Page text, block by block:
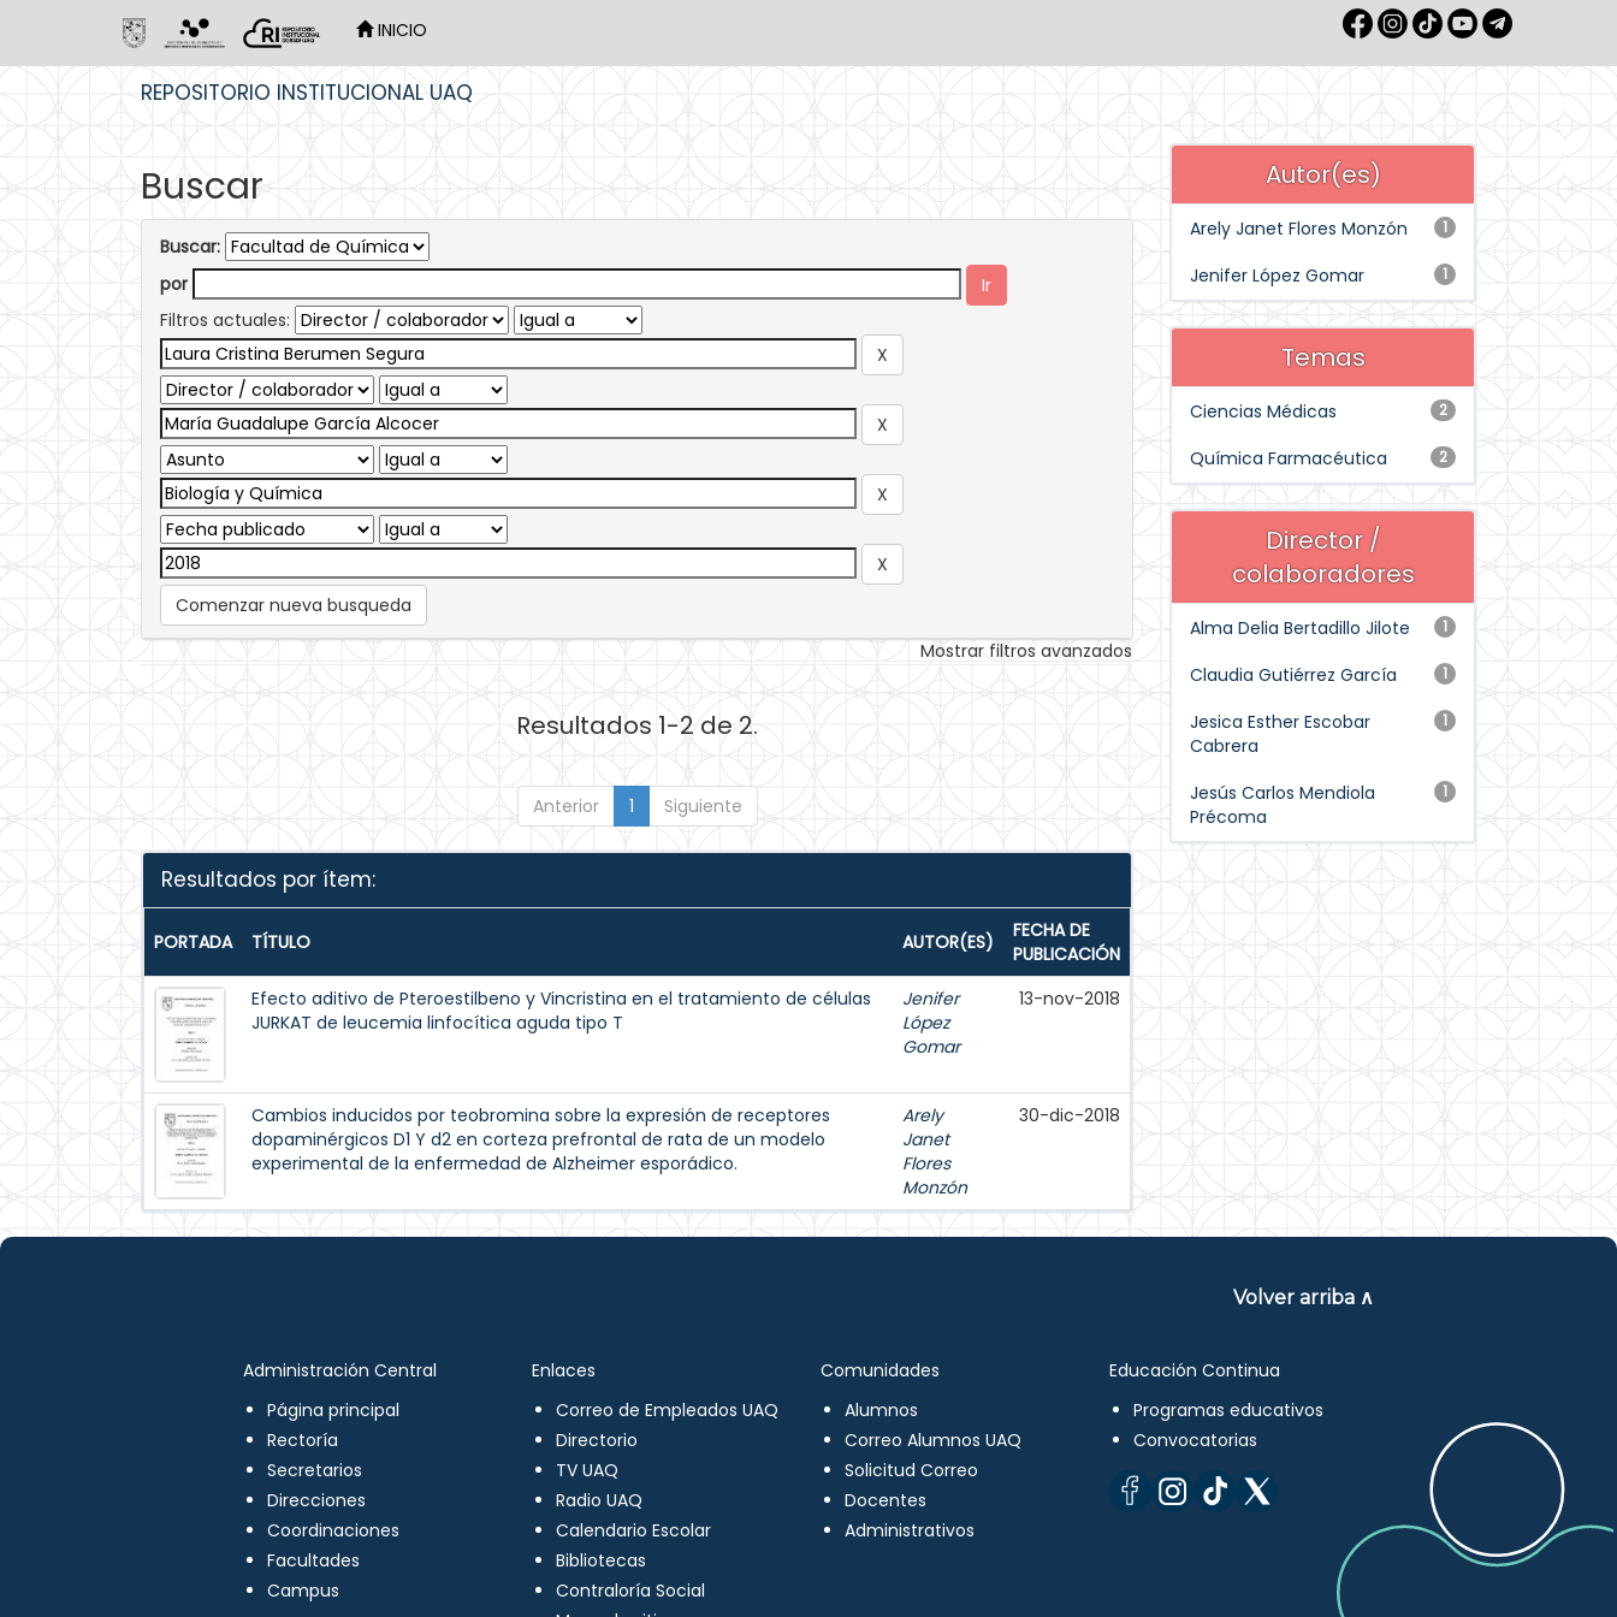
INICIO
REPOSITORIO INSTITUCIONAL UAQ
Buscar
Buscar:
por
Filtros actuales:
Comenzar nueva busqueda
Mostrar filtros avanzados
Resultados 1-2 de 2.
Anterior 1 Siguiente
Resultados por ítem:
PORTADA TÍTULO AUTOR(ES)
FECHA DE
PUBLICACIÓN
Efecto aditivo de Pteroestilbeno y Vincristina en el tratamiento de células
JURKAT de leucemia linfocítica aguda tipo T
Jenifer
López
Gomar
13-nov-2018
Cambios inducidos por teobromina sobre la expresión de receptores
dopaminérgicos D1 Y d2 en corteza prefrontal de rata de un modelo
experimental de la enfermedad de Alzheimer esporádico.
Arely
Janet
Flores
Monzón
30-dic-2018
Autor(es)
1
Arely Janet Flores Monzón
1
Jenifer López Gomar
Temas
2
Ciencias Médicas
2
Química Farmacéutica
Director /
colaboradores
1
Alma Delia Bertadillo Jilote
1
Claudia Gutiérrez García
1
Jesica Esther Escobar
Cabrera
1
Jesús Carlos Mendiola
Précoma
Volver arriba ∧
Administración Central
Página principal
Rectoría
Secretarios
Direcciones
Coordinaciones
Facultades
Campus
Enlaces
Correo de Empleados UAQ
Directorio
TV UAQ
Radio UAQ
Calendario Escolar
Bibliotecas
Contraloría Social
Comunidades
Alumnos
Correo Alumnos UAQ
Solicitud Correo
Docentes
Administrativos
Educación Continua
Programas educativos
Convocatorias